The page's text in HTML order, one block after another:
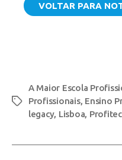
VOLTAR PARA
A Maior Escola
Profissionais, Ensino
legacy, Lisboa,